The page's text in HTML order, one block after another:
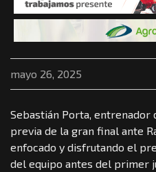
mayo 26, 2025
Sebastián Porta, entrenador
previa de la gran final ante
enfocado y disfrutando el
del equipo antes del primer